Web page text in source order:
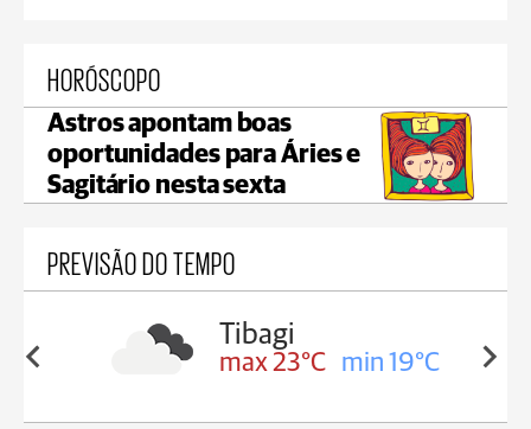
HORÓSCOPO
Astros apontam boas
oportunidades para Áries e
Sagitário nesta sexta
PREVISÃO DO TEMPO
19°C
Telêmaco Borba
max 23°C min 19°C